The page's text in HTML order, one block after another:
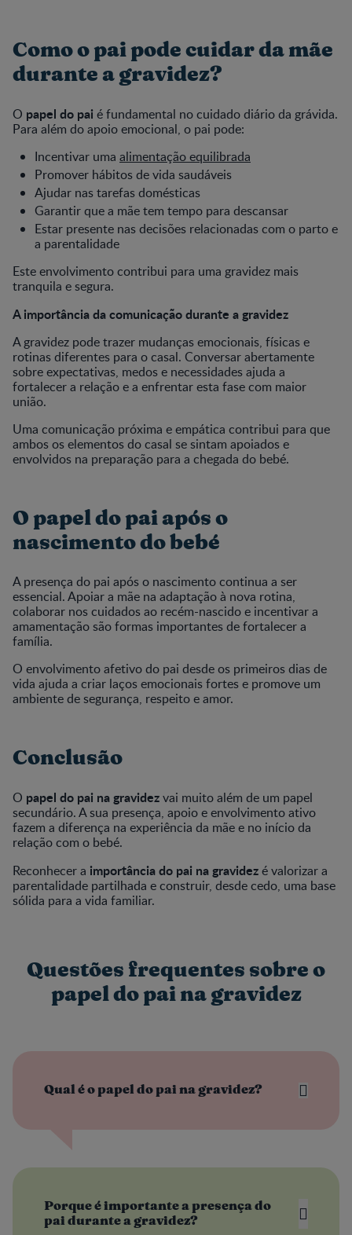
Como o pai pode cuidar da mãe
durante a gravidez?
O papel do paié fundamental no cuidado diário da grávida.
Para além do apoio emocional, o pai pode:
Incentivar uma alimentação equilibrada
Promover hábitos de vida saudáveis
Ajudar nas tarefas domésticas
Garantir que a mãe tem tempo para descansar
Estar presente nas decisões relacionadas com o parto e
a parentalidade
Este envolvimento contribui para uma gravidez mais
tranquila e segura.
A importância da comunicação durante a gravidez
A gravidez pode trazer mudanças emocionais, físicas e
rotinas diferentes para o casal. Conversar abertamente
sobre expectativas, medos e necessidades ajuda a
fortalecer a relação e a enfrentar esta fase com maior
união.
Uma comunicação próxima e empática contribui para que
ambos os elementos do casal se sintam apoiados e
envolvidos na preparação para a chegada do bebé.
O papel do pai após o
nascimento do bebé
A presença do pai após o nascimento continua a ser
essencial. Apoiar a mãe na adaptação à nova rotina,
colaborar nos cuidados ao recém-nascido e incentivar a
amamentação são formas importantes de fortalecer a
família.
O envolvimento afetivo do pai desde os primeiros dias de
vida ajuda a criar laços emocionais fortes e promove um
ambiente de segurança, respeito e amor.
Conclusão
O papel do pai na gravidezvai muito além de um papel
secundário. A sua presença, apoio e envolvimento ativo
fazem a diferença na experiência da mãe e no início da
relação com o bebé.
Reconhecer a importância do pai na gravidezé valorizar a
parentalidade partilhada e construir, desde cedo, uma base
sólida para a vida familiar.
Questões frequentes sobre o
papel do pai na gravidez
Qual é o papel do pai na gravidez?
Porque é importante a presença do
pai durante a gravidez?